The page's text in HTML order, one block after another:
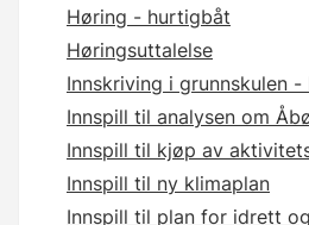
Høring - hurtigbåt
Høringsuttalelse
Innskriving i grunnskulen
Innspill til analysen om
Innspill til kjøp av
Innspill til ny klimaplan
Innspill til plan for idrett